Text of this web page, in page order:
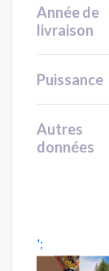
Année de
livraison
Puissance
Autres
données
';